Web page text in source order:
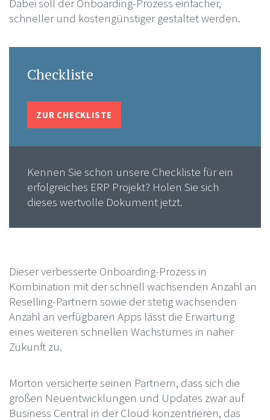
schneller und kostengünstiger gestaltet werden.
Checkliste
ZUR CHECKLISTE
Kennen Sie schon unsere Checkliste für ein
erfolgreiches ERP Projekt? Holen Sie sich
dieses wertvolle Dokument jetzt.
Dieser verbesserte Onboarding-Prozess in
Kombination mit der schnell wachsenden Anzahl an
Reselling-Partnern sowie der stetig wachsenden
Anzahl an verfügbaren Apps lässt die Erwartung
eines weiteren schnellen Wachstumes in naher
Zukunft zu.
Morton versicherte seinen Partnern, dass sich die
großen Neuentwicklungen und Updates zwar auf
Business Central in der Cloud konzentrieren, das